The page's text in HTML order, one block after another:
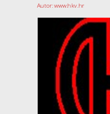
Autor: www.hkv.hr